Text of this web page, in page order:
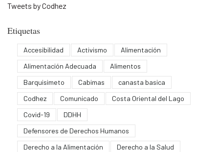
Tweets by Codhez
Etiquetas
Accesibilidad Activismo
Alimentación
Alimentación Adecuada
Alimentos
Barquisimeto
Cabimas
canasta basica
Codhez
Comunicado
Costa Oriental del Lago
Covid-19
DDHH
Defensores de Derechos Humanos
Derecho a la Alimentación
Derecho a la Salud